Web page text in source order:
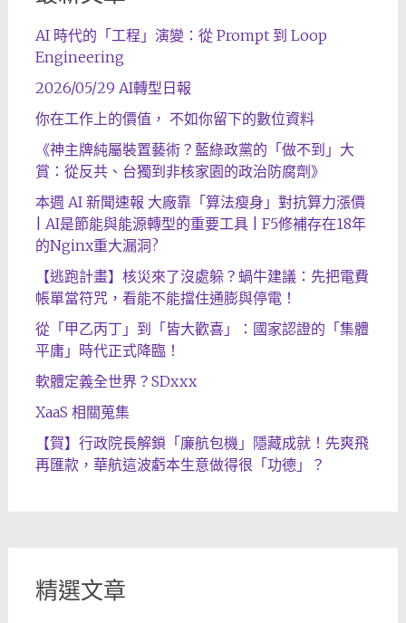
AI 時代的「工程」演變：從 Prompt 到 Loop
Engineering
2026/05/29 AI轉型日報
你在工作上的價值， 不如你留下的數位資料
《神主牌純屬裝置藝術？藍綠政黨的「做不到」大
賞：從反共、台獨到非核家園的政治防腐劑》
本週 AI 新聞速報 大廠靠「算法瘦身」對抗算力漲價
| AI是節能與能源轉型的重要工具 | F5修補存在18年
的Nginx重大漏洞?
【逃跑計畫】核災來了沒處躲？蝸牛建議：先把電費
帳單當符咒，看能不能擋住通膨與停電！
從「甲乙丙丁」到「皆大歡喜」：國家認證的「集體
平庸」時代正式降臨！
軟體定義全世界？SDxxx
XaaS 相關蒐集
【賀】行政院長解鎖「廉航包機」隱藏成就！先爽飛
再匯款，華航這波虧本生意做得很「功德」？
精選文章